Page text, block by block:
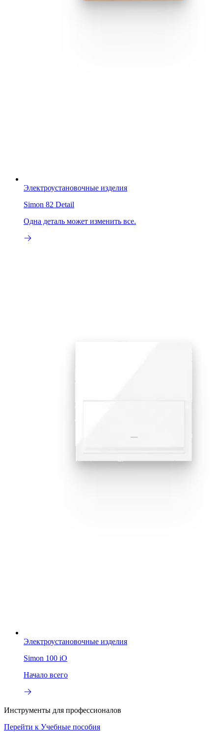
Электроустановочные изделия
Simon 82 Detail
Одна деталь может изменить все.
Электроустановочные изделия
Simon 100 iO
Начало всего
Инструменты для профессионалов
Перейти к Учебные пособия